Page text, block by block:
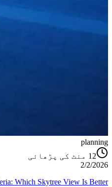
planning
12 منٹ کی پڑھائی
2/2/2026
Which Skytree View Is Better?